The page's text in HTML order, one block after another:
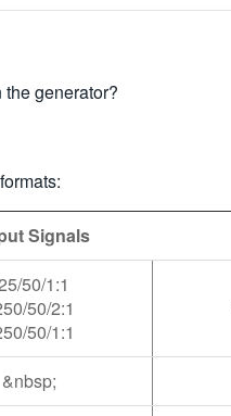
generator?
Signals
50/1:1
50/2:1
50/1:1
&nbsp;